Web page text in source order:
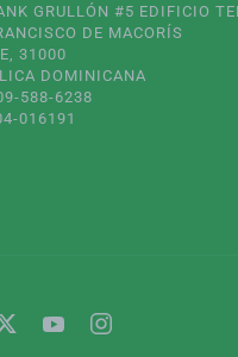
GRULLÓN #5 EDIFICIO
DE MACORÍS
31000
DOMINICANA
588-6238
016191